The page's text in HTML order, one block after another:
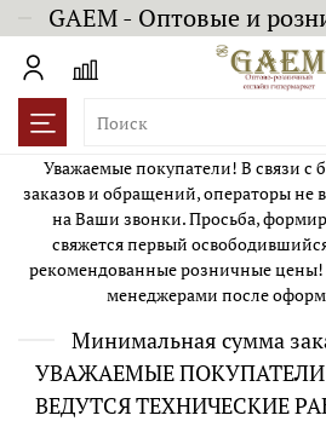
GAEM - Оптовые и
Уважаемые покупатели! В связи с
заказов и обращений, операторы не
на Ваши звонки. Просьба,
свяжется первый
рекомендованные розничные
менеджерами после
Минимальная сумма
УВАЖАЕМЫЕ
ВЕДУТСЯ ТЕХНИЧЕСКИЕ